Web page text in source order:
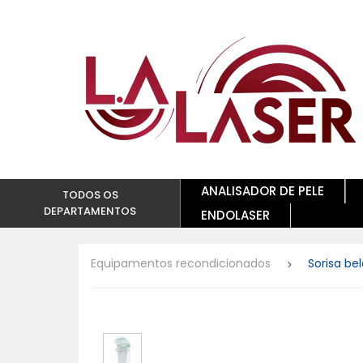
TODOS OS
DEPARTAMENTOS
ANALISADOR DE PELE
ENDOLASER
Equipamentos recondicionados Sorisa